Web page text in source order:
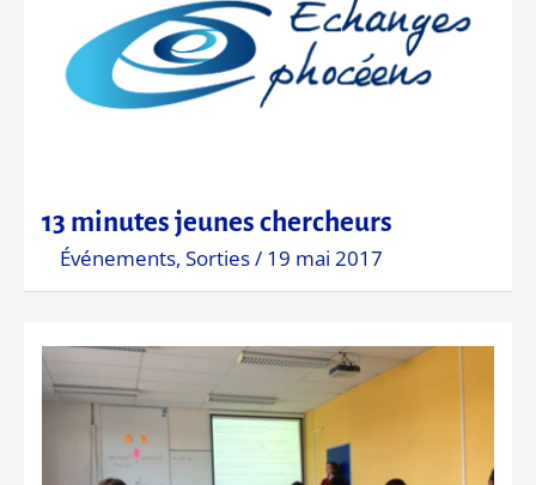
13 minutes jeunes chercheurs
Événements, Sorties/ 19 mai 2017